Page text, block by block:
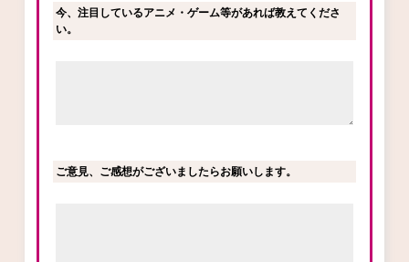
今、注目しているアニメ・ゲーム等があれば教えてくださ
い。
ご意見、ご感想がございましたらお願いします。